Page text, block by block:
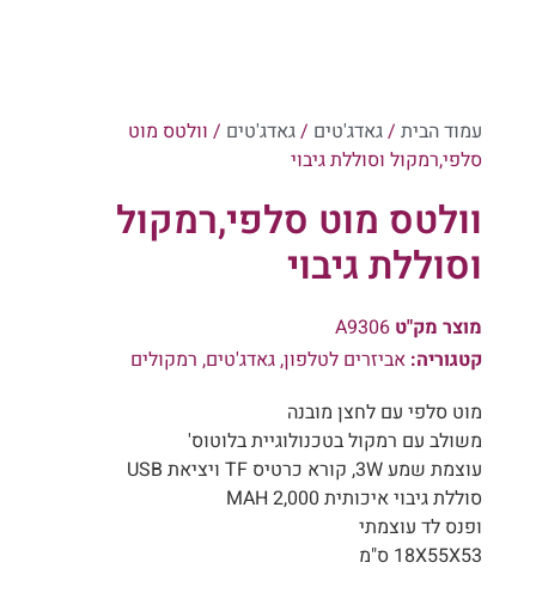
עמוד הבית/גאדג'טים/גאדג'טים/ וולטס מוט
סלפי,רמקול וסוללת גיבוי
וולטס מוט סלפי,רמקול
וסוללת גיבוי
מוצר מק"טA9306
קטגוריה:אביזרים לטלפון,גאדג'טים,רמקולים
מוט סלפי עם לחצן מובנה
משולב עם רמקול בטכנולוגיית בלוטוס'
עוצמת שמע 3W, קורא כרטיס TF ויציאת USB
סוללת גיבוי איכותית MAH 2,000
ופנס לד עוצמתי
18X55X53 ס"מ